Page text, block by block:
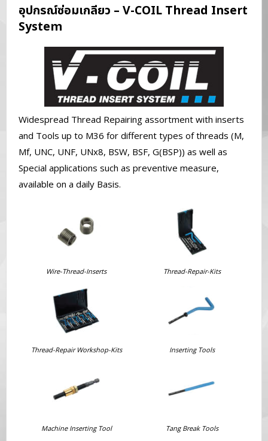
อุปกรณ์ซ่อมเกลียว – V-COIL Thread Insert
System
Widespread Thread Repairing assortment with inserts
and Tools up to M36 for different types of threads (M,
Mf, UNC, UNF, UNx8, BSW, BSF, G(BSP)) as well as
Special applications such as preventive measure,
available on a daily Basis.
Wire-Thread-Inserts Thread-Repair-Kits
Thread-Repair Workshop-Kits Inserting Tools
Machine Inserting Tool Tang Break Tools